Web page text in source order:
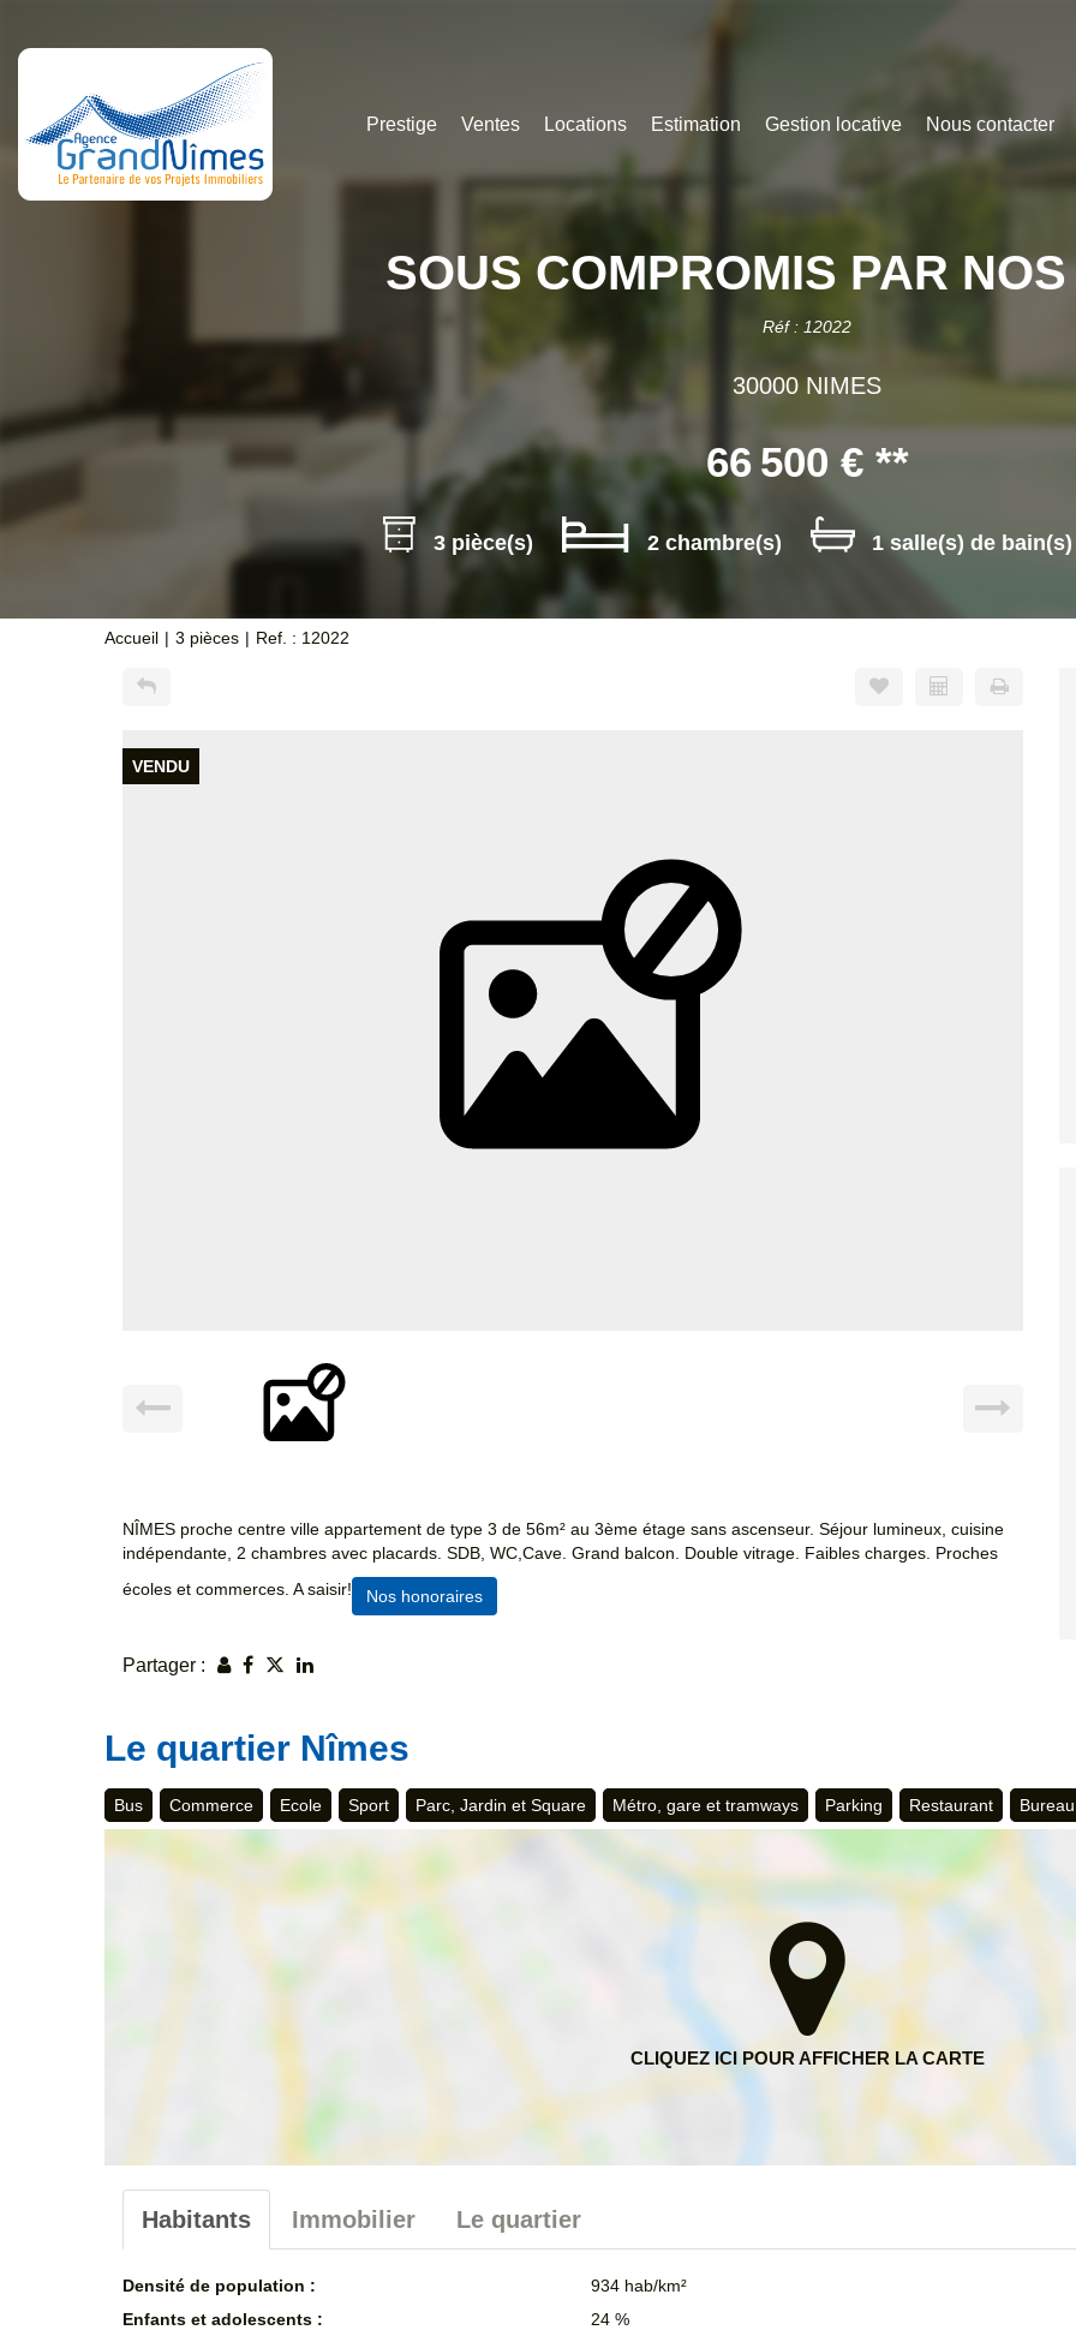
Prestige Ventes Locations Estimation Gestion locative Nous contacter
SOUS COMPROMIS PAR
Réf : 12022
30000 NIMES
66 500 €**
3 pièce(s) 2 chambre(s) 1 salle(s) de bain(s)
Accueil 3 pièces Ref. : 12022
VENDU
NÎMES proche centre ville appartement de type 3 de 56m² au 3ème étage sans ascenseur. Séjour lumineux, cuisine
indépendante, 2 chambres avec placards. SDB, WC,Cave. Grand balcon. Double vitrage. Faibles charges. Proches
écoles et commerces. A saisir!
Nos honoraires
Partager :
Le quartier Nîmes
Bus Commerce Ecole Sport Parc, Jardin et Square Métro, gare et tramways Parking Restaurant
Habitants Immobilier Le quartier
Densité de population :
934 hab/km²
Enfants et adolescents :
24 %